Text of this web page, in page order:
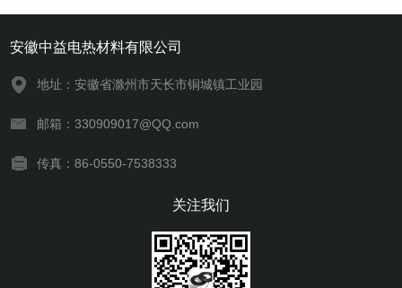
安徽中益电热材料有限公司
地址：安徽省滁州市天长市铜城镇工业园
邮箱：330909017@QQ.com
传真：86-0550-7538333
关注我们